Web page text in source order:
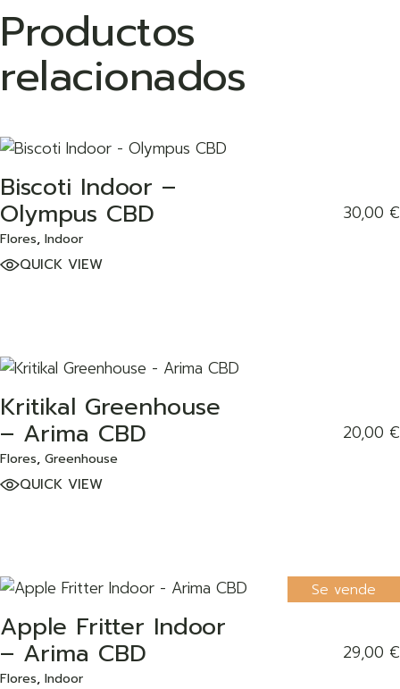
Productos
relacionados
ADD TO WISHLIST
Biscoti Indoor –
Olympus CBD
Flores Indoor
30,00 €
QUICK VIEW
ADD TO WISHLIST
Kritikal Greenhouse
– Arima CBD
Flores Greenhouse
20,00 €
QUICK VIEW
Se vende
ADD TO WISHLIST
Apple Fritter Indoor
– Arima CBD
Flores Indoor
29,00 €